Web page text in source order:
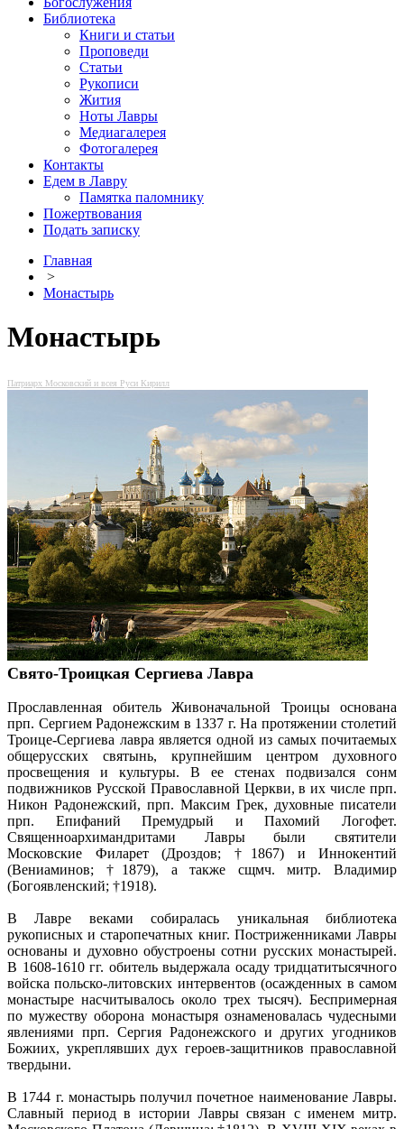
Библиотека
Книги и статьи
Проповеди
Статьи
Рукописи
Жития
Ноты Лавры
Медиагалерея
Фотогалерея
Контакты
Едем в Лавру
Памятка паломнику
Пожертвования
Подать записку
Главная
>
Монастырь
Монастырь
Патриарх Московский и всея Руси Кирилл
Свято-Троицкая Сергиева Лавра
Прославленная обитель Живоначальной Троицы основана
прп. Сергием Радонежским в 1337 г. На протяжении столетий
Троице-Сергиева лавра является одной из самых почитаемых
общерусских святынь, крупнейшим центром духовного
просвещения и культуры. В ее стенах подвизался сонм
подвижников Русской Православной Церкви, в их числе прп.
Никон Радонежский, прп. Максим Грек, духовные писатели
прп. Епифаний Премудрый и Пахомий Логофет.
Священноархимандритами Лавры были святители
Московские Филарет (Дроздов; †1867) и Иннокентий
(Вениаминов; †1879), а также сщмч. митр. Владимир
(Богоявленский; †1918).
В Лавре веками собиралась уникальная библиотека
рукописных и старопечатных книг. Постриженниками Лавры
основаны и духовно обустроены сотни русских монастырей.
В 1608-1610 гг. обитель выдержала осаду тридцатитысячного
войска польско-литовских интервентов (осажденных в самом
монастыре насчитывалось около трех тысяч). Беспримерная
по мужеству оборона монастыря ознаменовалась чудесными
явлениями прп. Сергия Радонежского и других угодников
Божиих, укреплявших дух героев-защитников православной
твердыни.
В 1744 г. монастырь получил почетное наименование Лавры.
Славный период в истории Лавры связан с именем митр.